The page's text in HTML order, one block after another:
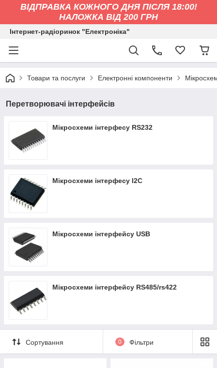
ВІДПРАВКА КОЖНОГО ДНЯ ПІСЛЯ 18:00!
НАЛОЖКА ВІД 200 ГРН
Інтернет-радіоринок "Електроніка"
Товари та послуги Електронні компоненти
Перетворювачі інтерфейсів
Мікросхеми інтерфесу RS232
Мікросхеми інтерфесу I2C
Мікросхеми інтерфейсу USB
Мікросхеми інтерфейсу RS485/rs422
Сортування 0 Фільтри